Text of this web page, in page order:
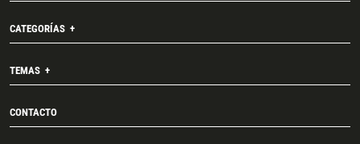
CATEGORÍAS
TEMAS
CONTACTO